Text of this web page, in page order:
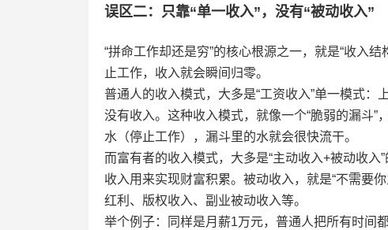
误区二：只靠“单一收入”，没有“被动收入”
“拼命工作却还是穷”的核心根源之一，就是“收入
止工作，收入就会瞬间归零。
普通人的收入模式，大多是“工资收入”单一模式
没有收入。这种收入模式，就像一个“脆弱的漏斗
水（停止工作），漏斗里的水就会很快流干。
而富有者的收入模式，大多是“主动收入+被动收
收入用来实现财富积累。被动收入，就是“不需要
红利、版权收入、副业被动收入等。
举个例子：同样是月薪1万元，普通人把所有时间